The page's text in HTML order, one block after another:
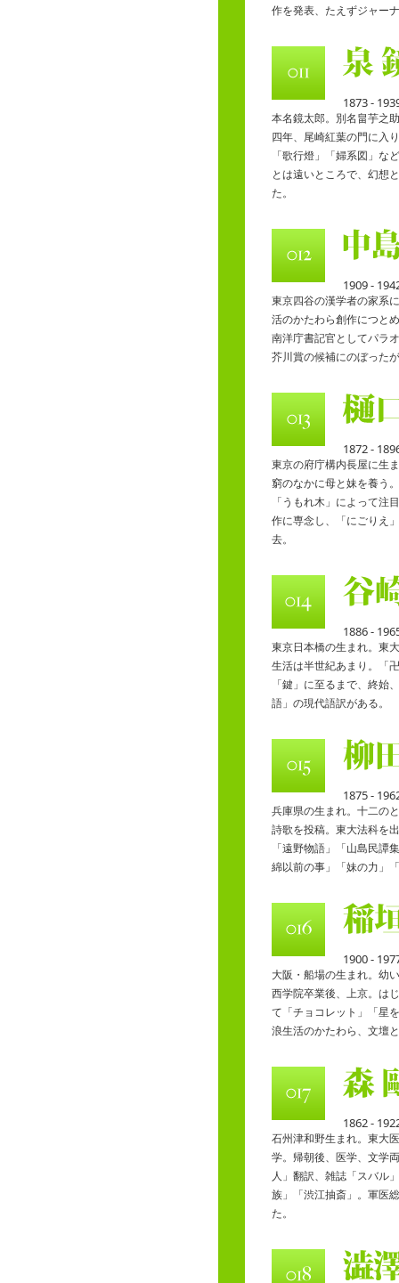
作を発表、たえずジャー
1873 -
本名鏡太郎。別名畠芋之
四年、尾崎紅葉の門に入
「歌行燈」「婦系図」な
とは遠いところで、幻想
た。
1909 -
東京四谷の漢学者の家系
活のかたわら創作につと
南洋庁書記官としてパラ
芥川賞の候補にのぼった
1872 -
東京の府庁構内長屋に生
窮のなかに母と妹を養う
「うもれ木」によって注
作に専念し、「にごりえ
去。
1886 -
東京日本橋の生まれ。東
生活は半世紀あまり。「
「鍵」に至るまで、終始
語」の現代語訳がある。
1875 -
兵庫県の生まれ。十二の
詩歌を投稿。東大法科を
「遠野物語」「山島民譚
綿以前の事」「妹の力」
1900 -
大阪・船場の生まれ。幼
西学院卒業後、上京。は
て「チョコレット」「星
浪生活のかたわら、文壇
1862 -
石州津和野生まれ。東大
学。帰朝後、医学、文学
人」翻訳、雑誌「スバル
族」「渋江抽斎」。軍医
た。